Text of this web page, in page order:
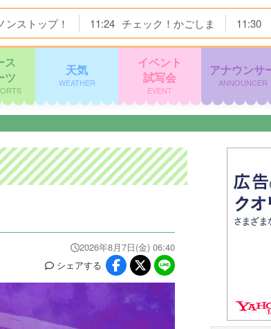
ンストップ！ 11:24 チェック！かごしま 11:30
ス
ツ
天気
WEATHER
イベント
試写会
EVENT
アナウンサ
ANNOUNCER
2026年8月7日(金) 06:40
シェアする